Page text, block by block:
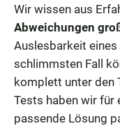
Wir wissen aus
Abweichungen
Auslesbarkeit
schlimmsten Fall
komplett unter den
Tests haben wir für
passende Lösung